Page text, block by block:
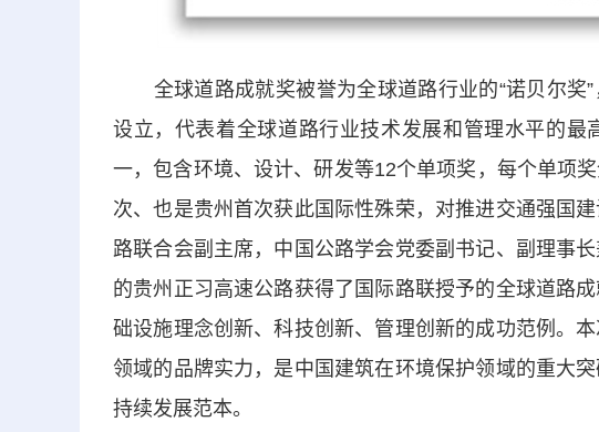
全球道路成就奖被誉为全球道路行业的“诺贝尔奖”
设立，代表着全球道路行业技术发展和管理水平的
一，包含环境、设计、研发等12个单项奖，每个单项
次、也是贵州首次获此国际性殊荣，对推进交通强国
路联合会副主席，中国公路学会党委副书记、副理事
的贵州正习高速公路获得了国际路联授予的全球道路
础设施理念创新、科技创新、管理创新的成功范例。
领域的品牌实力，是中国建筑在环境保护领域的重大
持续发展范本。